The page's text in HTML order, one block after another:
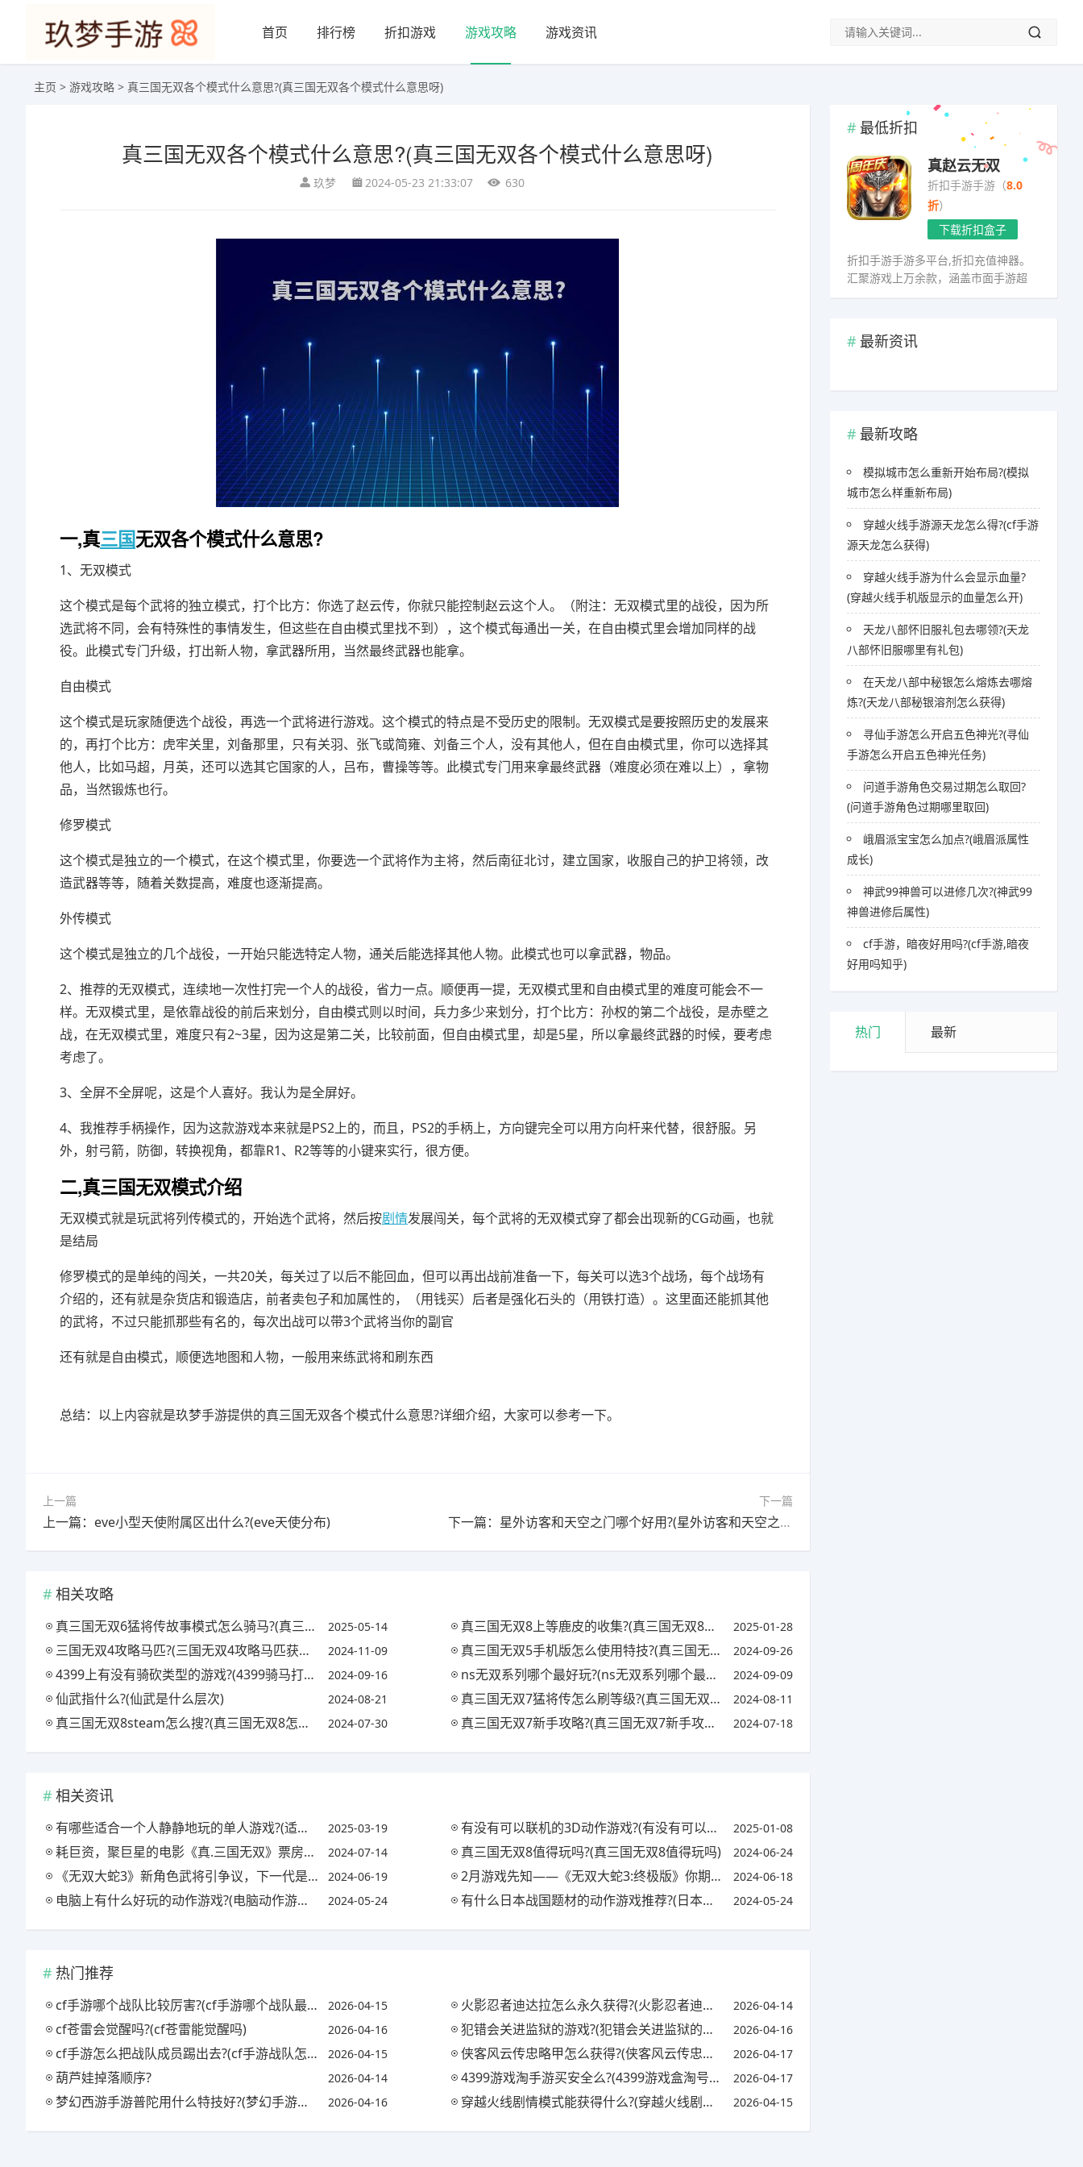
首页 排行榜 折扣游戏 游戏攻略 游戏资讯
主页 > 游戏攻略 > 真三国无双各个模式什么意思?(真三国无双各个模式什么意思呀)
真三国无双各个模式什么意思?(真三国无双各个模式什么意思呀)
玖梦 2024-05-23 21:33:07 630
一,真三国无双各个模式什么意思?
1、无双模式
这个模式是每个武将的独立模式，打个比方：你选了赵云传，你就只能控制赵云这个人。（附注：无双模式里的战役，因为所
选武将不同，会有特殊性的事情发生，但这些在自由模式里找不到），这个模式每通出一关，在自由模式里会增加同样的战
役。此模式专门升级，打出新人物，拿武器所用，当然最终武器也能拿。
自由模式
这个模式是玩家随便选个战役，再选一个武将进行游戏。这个模式的特点是不受历史的限制。无双模式是要按照历史的发展来
的，再打个比方：虎牢关里，刘备那里，只有关羽、张飞或简雍、刘备三个人，没有其他人，但在自由模式里，你可以选择其
他人，比如马超，月英，还可以选其它国家的人，吕布，曹操等等。此模式专门用来拿最终武器（难度必须在难以上），拿物
品，当然锻炼也行。
修罗模式
这个模式是独立的一个模式，在这个模式里，你要选一个武将作为主将，然后南征北讨，建立国家，收服自己的护卫将领，改
造武器等等，随着关数提高，难度也逐渐提高。
外传模式
这个模式是独立的几个战役，一开始只能选特定人物，通关后能选择其他人物。此模式也可以拿武器，物品。
2、推荐的无双模式，连续地一次性打完一个人的战役，省力一点。顺便再一提，无双模式里和自由模式里的难度可能会不一
样。无双模式里，是依靠战役的前后来划分，自由模式则以时间，兵力多少来划分，打个比方：孙权的第二个战役，是赤壁之
战，在无双模式里，难度只有2~3星，因为这是第二关，比较前面，但自由模式里，却是5星，所以拿最终武器的时候，要考虑
考虑了。
3、全屏不全屏呢，这是个人喜好。我认为是全屏好。
4、我推荐手柄操作，因为这款游戏本来就是PS2上的，而且，PS2的手柄上，方向键完全可以用方向杆来代替，很舒服。另
外，射弓箭，防御，转换视角，都靠R1、R2等等的小键来实行，很方便。
二,真三国无双模式介绍
无双模式就是玩武将列传模式的，开始选个武将，然后按剧情发展闯关，每个武将的无双模式穿了都会出现新的CG动画，也就
是结局
修罗模式的是单纯的闯关，一共20关，每关过了以后不能回血，但可以再出战前准备一下，每关可以选3个战场，每个战场有
介绍的，还有就是杂货店和锻造店，前者卖包子和加属性的，（用钱买）后者是强化石头的（用铁打造）。这里面还能抓其他
的武将，不过只能抓那些有名的，每次出战可以带3个武将当你的副官
还有就是自由模式，顺便选地图和人物，一般用来练武将和刷东西
总结：以上内容就是玖梦手游提供的真三国无双各个模式什么意思?详细介绍，大家可以参考一下。
上一篇
上一篇：eve小型天使附属区出什么?(eve天使分布)
下一篇
下一篇：星外访客和天空之门哪个好用?(星外访客和天空之门哪个好用)
相关攻略
真三国无双6猛将传故事模式怎么骑马?(真三国无双6猛将传马怎么获得) 2025-05-14 真三国无双8上等鹿皮的收集?(真三国无双8鹿角怎么获得) 2025-01-28
三国无双4攻略马匹?(三国无双4攻略马匹获得方法) 2024-11-09 真三国无双5手机版怎么使用特技?(真三国无双5手机版怎么使用特技武器) 2024-09-26
4399上有没有骑砍类型的游戏?(4399骑马打仗的小游戏) 2024-09-16 ns无双系列哪个最好玩?(ns无双系列哪个最好玩游戏) 2024-09-09
仙武指什么?(仙武是什么层次) 2024-08-21 真三国无双7猛将传怎么刷等级?(真三国无双7猛将传怎么练级) 2024-08-11
真三国无双8steam怎么搜?(真三国无双8怎么搜索) 2024-07-30 真三国无双7新手攻略?(真三国无双7新手攻略大全) 2024-07-18
相关资讯
有哪些适合一个人静静地玩的单人游戏?(适合一个人安静玩的游戏) 2025-03-19 有没有可以联机的3D动作游戏?(有没有可以联机的3d动作游戏软件) 2025-01-08
耗巨资，聚巨星的电影《真.三国无双》票房为什么就扑街了?(真三国无双电影会扑街吗) 2024-07-14 真三国无双8值得玩吗?(真三国无双8值得玩吗) 2024-06-24
《无双大蛇3》新角色武将引争议，下一代是不是该创造出哪吒了? 2024-06-19 2月游戏先知——《无双大蛇3:终极版》你期待吗?(无双大蛇3终极版全章节目录) 2024-06-18
电脑上有什么好玩的动作游戏?(电脑动作游戏推荐) 2024-05-24 有什么日本战国题材的动作游戏推荐?(日本战国类游戏) 2024-05-24
热门推荐
cf手游哪个战队比较厉害?(cf手游哪个战队最强) 2026-04-15 火影忍者迪达拉怎么永久获得?(火影忍者迪达拉怎么获取) 2026-04-14
cf苍雷会觉醒吗?(cf苍雷能觉醒吗) 2026-04-16 犯错会关进监狱的游戏?(犯错会关进监狱的游戏吗) 2026-04-16
cf手游怎么把战队成员踢出去?(cf手游战队怎么踢人) 2026-04-15 侠客风云传忠略甲怎么获得?(侠客风云传忠略甲对自己) 2026-04-17
葫芦娃掉落顺序? 2026-04-14 4399游戏淘手游买安全么?(4399游戏盒淘号有用吗) 2026-04-17
梦幻西游手游普陀用什么特技好?(梦幻手游普陀必备特技) 2026-04-16 穿越火线剧情模式能获得什么?(穿越火线剧情模式怎么过) 2026-04-15
最低折扣
真赵云无双
折扣手游手游（8.0
折）
下载折扣盒子
折扣手游手游多平台,折扣充值神器。
汇聚游戏上万余款，涵盖市面手游超
98%
最新资讯
最新攻略
模拟城市怎么重新开始布局?(模拟
城市怎么样重新布局)
穿越火线手游源天龙怎么得?(cf手游
源天龙怎么获得)
穿越火线手游为什么会显示血量?
(穿越火线手机版显示的血量怎么开)
天龙八部怀旧服礼包去哪领?(天龙
八部怀旧服哪里有礼包)
在天龙八部中秘银怎么熔炼去哪熔
炼?(天龙八部秘银溶剂怎么获得)
寻仙手游怎么开启五色神光?(寻仙
手游怎么开启五色神光任务)
问道手游角色交易过期怎么取回?
(问道手游角色过期哪里取回)
峨眉派宝宝怎么加点?(峨眉派属性
成长)
神武99神兽可以进修几次?(神武99
神兽进修后属性)
cf手游，暗夜好用吗?(cf手游,暗夜
好用吗知乎)
热门 最新